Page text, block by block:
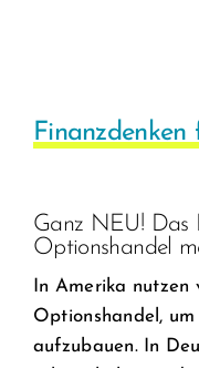
Ganz NEU! Das
Optionshandel
In Amerika
Optionshandel,
aufzubauen. In